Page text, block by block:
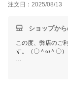
注文日：2025/08/13
ショップか
この度、弊店のご
す。（〇＾ω＾〇）
ご多用にもかかわ
お買い上げ商品は
これからもまた何